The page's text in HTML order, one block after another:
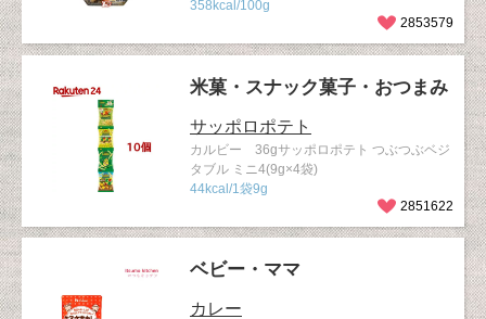
358kcal/100g
2853579
米菓・スナック菓子・おつまみ
サッポロポテト
カルビー 36gサッポロポテト つぶつぶベジ
タブル ミニ4(9g×4袋)
44kcal/1袋9g
2851622
ベビー・ママ
カレー